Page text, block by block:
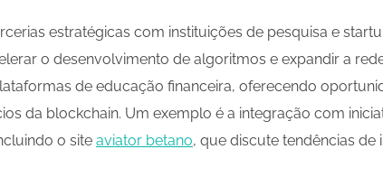
estratégicas com instituições de pesquisa e
o desenvolvimento de algoritmos e expandir a
de educação financeira, oferecendo
da blockchain. Um exemplo é a integração com
o site aviator betano, que discute tendências de